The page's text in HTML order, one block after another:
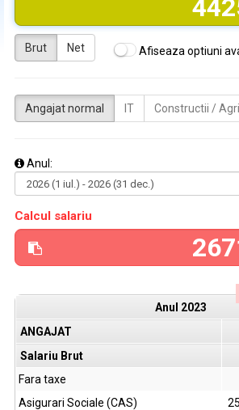
Brut Net Afiseaza optiuni
Angajat normal IT Constructii /
Anul:
Calcul salariu
Anul 2023
ANGAJAT
Salariu Brut
Fara taxe
Asigurari Sociale (CAS)